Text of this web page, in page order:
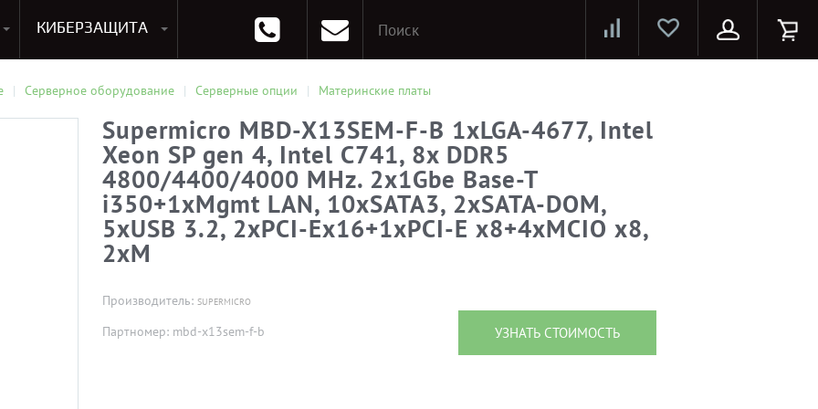
КИБЕРЗАЩИТА
Серверное оборудование Серверные опции Материнские платы
Supermicro MBD-X13SEM-F-B 1xLGA-4677, Intel
Xeon SP gen 4, Intel C741, 8x DDR5
4800/4400/4000 MHz. 2x1Gbe Base-T
i350+1xMgmt LAN, 10xSATA3, 2xSATA-DOM,
5xUSB 3.2, 2xPCI-Ex16+1xPCI-E x8+4xMCIO x8,
2xM
Производитель: SUPERMICRO
Партномер: mbd-x13sem-f-b УЗНАТЬ СТОИМОСТЬ